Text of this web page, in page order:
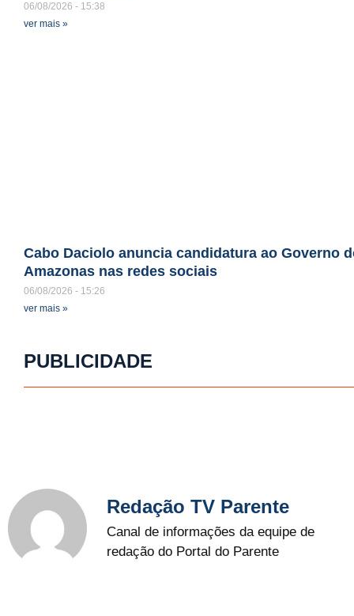
06/08/2026
15:38
ver mais »
Cabo Daciolo anuncia candidatura ao Governo
Amazonas nas redes sociais
06/08/2026
15:26
ver mais »
PUBLICIDADE
Redação TV Parente
Canal de informações da equipe de
redação do Portal do Parente